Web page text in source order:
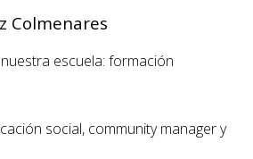
Colmenares
escuela: formación
social, community manager y